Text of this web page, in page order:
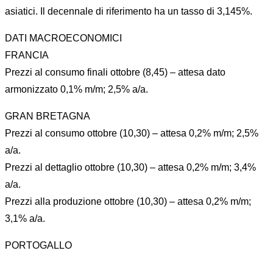
asiatici. Il decennale di riferimento ha un tasso di 3,145%.
DATI MACROECONOMICI
FRANCIA
Prezzi al consumo finali ottobre (8,45) – attesa dato
armonizzato 0,1% m/m; 2,5% a/a.
GRAN BRETAGNA
Prezzi al consumo ottobre (10,30) – attesa 0,2% m/m; 2,5%
a/a.
Prezzi al dettaglio ottobre (10,30) – attesa 0,2% m/m; 3,4%
a/a.
Prezzi alla produzione ottobre (10,30) – attesa 0,2% m/m;
3,1% a/a.
PORTOGALLO